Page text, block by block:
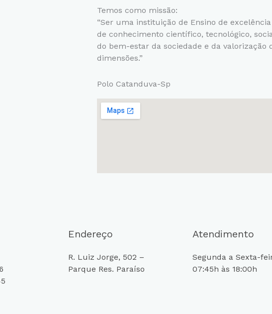
Temos como missão:
“Ser uma instituição de Ensino de
de conhecimento científico, tecnológico,
do bem-estar da sociedade e da valorização
dimensões.”
Polo Catanduva-Sp
Endereço
R. Luiz Jorge, 502 –
Parque Res. Paraíso
Atendimento
Segunda a Sexta-
07:45h às 18:00h